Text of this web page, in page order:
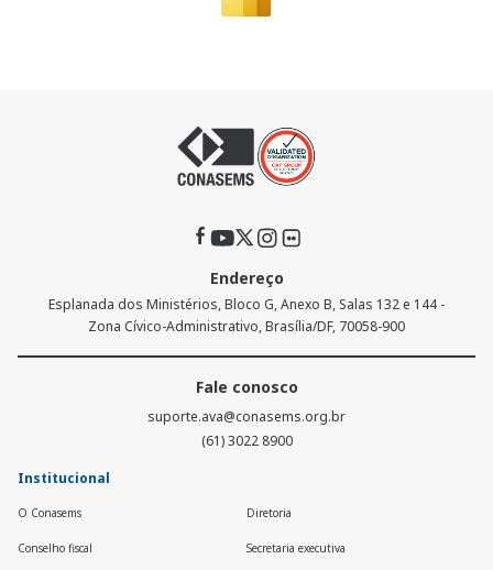
Endereço
Esplanada dos Ministérios, Bloco G, Anexo B, Salas 132 e 144 -
Zona Cívico-Administrativo, Brasília/DF, 70058-900
Fale conosco
suporte.ava@conasems.org.br
(61) 3022 8900
Institucional
O Conasems Diretoria
Conselho fiscal Secretaria executiva